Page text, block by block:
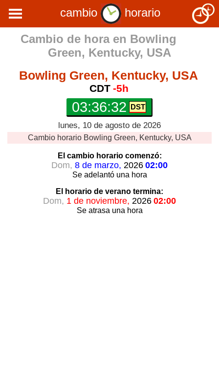
cambio
horario
Cambio de hora en Bowling
Green, Kentucky, USA
Bowling Green, Kentucky, USA
CDT -5h
03:36:32
lunes, 10 de agosto de 2026
Cambio horario Bowling Green, Kentucky, USA
El cambio horariocomenzó:
Dom, 8 de marzo, 2026 02:00
Se adelantó una hora
El horario de verano termina:
Dom, 1 de noviembre, 2026 02:00
Se atrasa una hora